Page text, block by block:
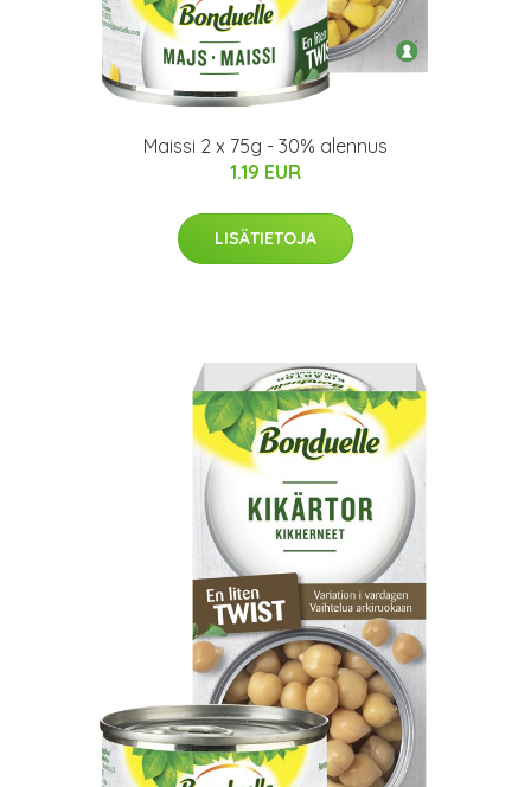
Maissi 2 x 75g - 30% alennus
1.19 EUR
LISÄTIETOJA